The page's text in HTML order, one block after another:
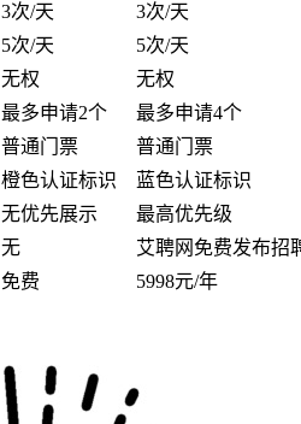
3次/天
3次/天
5次/天
5次/天
无权
无权
最多申请2个
最多申请4个
普通门票
普通门票
橙色认证标识
蓝色认证标识
无优先展示
最高优先级
无
艾聘网免费发布招
免费
5998元/年